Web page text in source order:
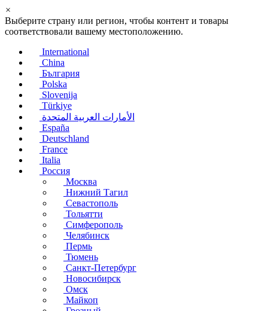
×
Выберите страну или регион, чтобы контент и товары
соответствовали вашему местоположению.
International
China
България
Polska
Slovenija
Türkiye
الأمارات العربية المتحدة
España
Deutschland
France
Italia
Россия
Москва
Нижний Тагил
Севастополь
Тольятти
Симферополь
Челябинск
Пермь
Тюмень
Санкт-Петербург
Новосибирск
Омск
Майкоп